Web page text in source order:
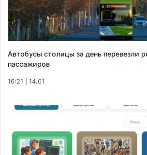
Автобусы столицы за день перевезли
пассажиров
16:21 | 14.01